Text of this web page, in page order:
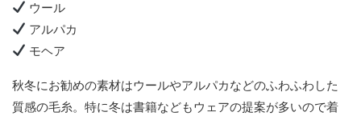
ウール
アルパカ
モヘア
秋冬にお勧めの素材はウールやアルパカなどのふわふわした
質感の毛糸。特に冬は書籍などもウェアの提案が多いので着